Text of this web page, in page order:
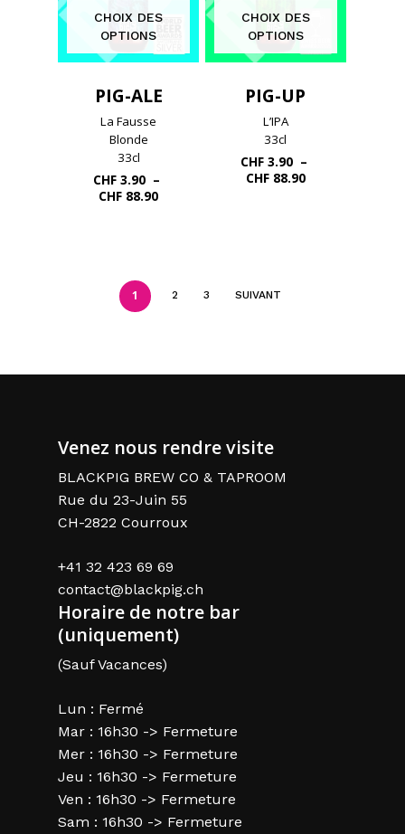
CHOIX DES
OPTIONS
PIG-ALE
La Fausse
Blonde
33cl
CHF 3.90 –
CHF 88.90Plage
CHOIX DES
OPTIONS
PIG-UP
L’IPA
33cl
CHF3.90 –
CHF88.90Plage
1 2 3 SUIVANT
Venez nous rendre visite
BLACKPIG BREW CO & TAPROOM
Rue du 23-Juin 55
CH-2822 Courroux
+41 32 423 69 69
contact@blackpig.ch
Horaire de notre bar
(uniquement)
(Sauf Vacances)
Lun : Fermé
Mar : 16h30 -> Fermeture
Mer : 16h30 -> Fermeture
Jeu : 16h30 -> Fermeture
Ven : 16h30 -> Fermeture
Sam : 16h30 -> Fermeture